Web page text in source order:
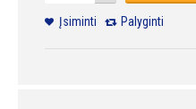
Įsiminti Palyginti